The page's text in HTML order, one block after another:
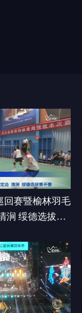
00:16:44
00:17:02
回赛暨榆林羽毛
涧 绥德选拔赛